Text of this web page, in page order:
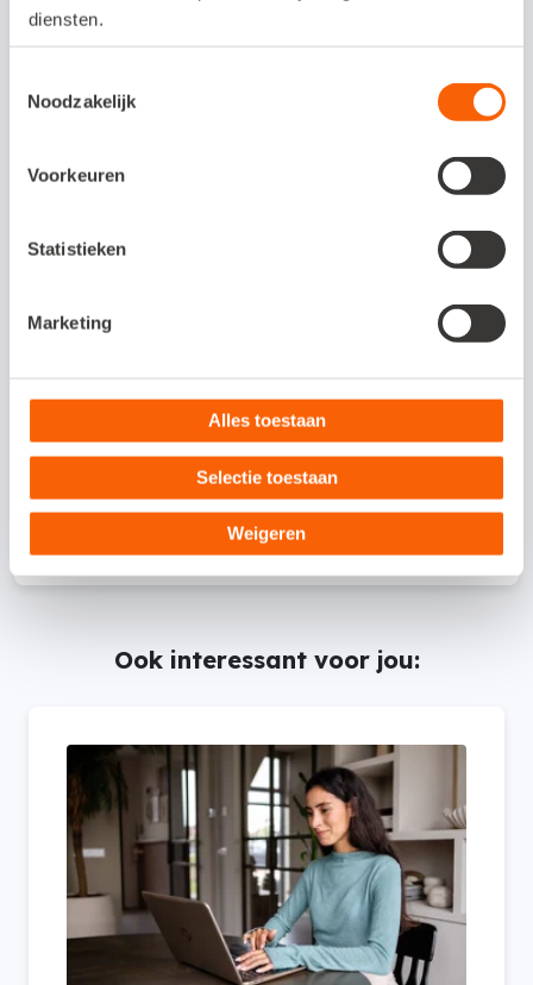
diensten.
Noodzakelijk
Voorkeuren
Statistieken
Marketing
Alles toestaan
Selectie toestaan
Weigeren
Slimmer en sneller
boekhouden?
administratie automatiseert. Van razendsnel
tot een geautomatiseerd debiteurenbeheer
pakket bij jouw bedrijf past.
Bekijk meer
inhoud is met de grootste zorg samengesteld.
Ook interessant voor jou: